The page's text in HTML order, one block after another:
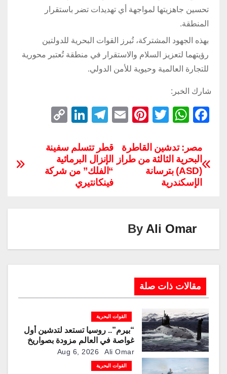
تحسين جاهزيتها لمواجهة أي تهديدات تضر باستقرار
المنطقة.
بهذه الجهود المشتركة، تُبرز القوات البحرية للدولتين
رؤيتهما لتعزيز السلام والاستقرار في منطقة تُعتبر محورية
للتجارة العالمية وحيوية للأمن الدولي.
شارك الخبر:
F
c
e
b
k
W
at
s
A
T
tt
er
Pi
er
e
E
ail
T
e
gr
a
Li
k
e
dI
p
y
Li
قطر تتسلم سفينة
الإنزال البرمائية
“الفلك” من شركة
فينكانتيري
مصر: تدشين القاطرة
البحرية الثالثة من طراز
(ASD) بترسانة
الإسكندرية
By Ali Omar
مقالات ذات صلة
القوات البحرية
“بيرم”.. روسيا تستعد لتدشين أول
غواصة في العالم مزودة بصواريخ
كروز فرط صوتيةAug 6, 2026 Ali Omar
القوات البحرية